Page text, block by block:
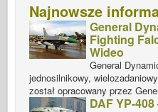
Najnowsze
General
Fighting
Wideo
General
jednosilnikowy,
został opracowany przez
DAF YP-